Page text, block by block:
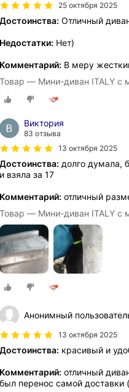
25 октября 2025
Достоинства: Отличный
Недостатки: Нет)
Комментарий: В меру
Товар — Мини-диван ITALY с
Виктория
83 отзыва
13 октября 2025
Достоинства: долго думала,
и взяла за 17
Комментарий: отличный
Товар — Мини-диван ITALY с
Анонимный
13 октября 2025
Достоинства: красивый и
Комментарий: отличный
был перенос самой доставки